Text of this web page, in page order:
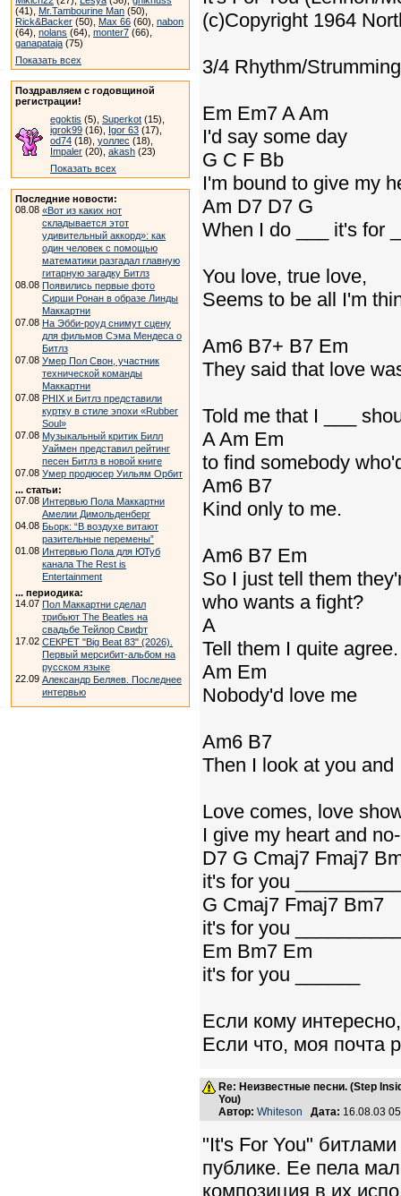
(41), Mr.Tambourine Man (50),
Rick&Backer (50), Max 66 (60), nabon
(64), nolans (64), monter7 (66),
ganapataja (75)
Показать всех
Поздравляем с годовщиной
регистрации!
egoktis (5), Superkot (15),
igrok99 (16), Igor 63 (17),
od74 (18), уоллес (18),
Impaler (20), akash (23)
Показать всех
Последние новости:
08.08 «Вот из каких нот
складывается этот
удивительный аккорд»: как
один человек с помощью
математики разгадал главную
гитарную загадку Битлз
08.08 Появились первые фото
Сирши Ронан в образе Линды
Маккартни
07.08 На Эбби-роуд снимут сцену
для фильмов Сэма Мендеса о
Битлз
07.08 Умер Пол Свон, участник
технической команды
Маккартни
07.08 PHIX и Битлз представили
куртку в стиле эпохи «Rubber
Soul»
07.08 Музыкальный критик Билл
Уаймен представил рейтинг
песен Битлз в новой книге
07.08 Умер продюсер Уильям Орбит
... статьи:
07.08 Интервью Пола Маккартни
Амелии Димольденберг
04.08 Бьорк: “В воздухе витают
разительные перемены”
01.08 Интервью Пола для ЮТуб
канала The Rest is
Entertainment
... периодика:
14.07 Пол Маккартни сделал
трибьют The Beatles на
свадьбе Тейлор Свифт
17.02 СЕКРЕТ "Big Beat 83" (2026).
Первый мерсибит-альбом на
русском языке
22.09 Александр Беляев. Последнее
интервью
(c)Copyright 1964
3/4 Rhythm/Strumming
Em Em7 A Am
I'd say some day
G C F Bb
I'm bound to give my
Am D7 D7 G
When I do ___ it's for
You love, true love,
Seems to be all I'm
Am6 B7+ B7 Em
They said that love
Told me that I ___
A Am Em
to find somebody
Am6 B7
Kind only to me.
Am6 B7 Em
So I just tell them
who wants a fight?
A
Tell them I quite agree.
Am Em
Nobody'd love me
Am6 B7
Then I look at you and
Love comes, love
I give my heart and
D7 G Cmaj7 Fmaj7
it's for you
G Cmaj7 Fmaj7 Bm7
it's for you
Em Bm7 Em
it's for you ______
Если кому
Если что, моя почта
Re: Неизвестные песни. (Step
You)
Автор: Whiteson Дата: 16.08.03
"It's For You"
публике. Ее пела
композиция в их